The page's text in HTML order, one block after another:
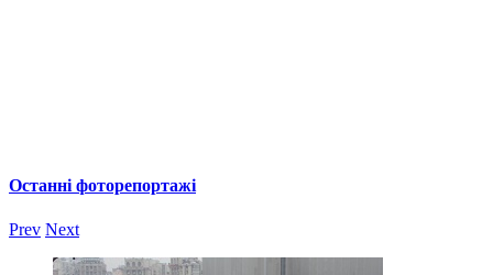
Останні фоторепортажі
Prev Next